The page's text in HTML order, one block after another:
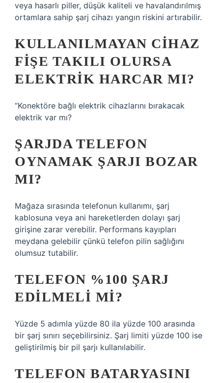
veya hasarlı piller, düşük kaliteli ve havalandırılmış
ortamlara sahip şarj cihazı yangın riskini artırabilir.
KULLANILMAYAN CIHAZ
FIŞE TAKILI OLURSA
ELEKTRIK HARCAR MI?
“Konektöre bağlı elektrik cihazlarını bırakacak
elektrik var mı?
ŞARJDA TELEFON
OYNAMAK ŞARJI BOZAR
MI?
Mağaza sırasında telefonun kullanımı, şarj
kablosuna veya ani hareketlerden dolayı şarj
girişine zarar verebilir. Performans kayıpları
meydana gelebilir çünkü telefon pilin sağlığını
olumsuz tutabilir.
TELEFON %100 ŞARJ
EDILMELI MI?
Yüzde 5 adımla yüzde 80 ila yüzde 100 arasında
bir şarj sınırı seçebilirsiniz. Şarj limiti yüzde 100 ise
geliştirilmiş bir pil şarjı kullanılabilir.
TELEFON BATARYASINI